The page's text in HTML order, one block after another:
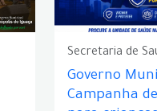
Secretaria de
Governo
Campanha